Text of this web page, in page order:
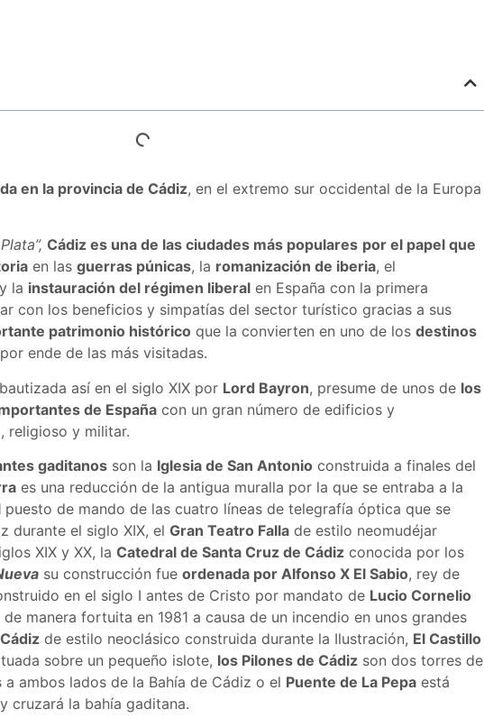
en la provincia de Cádiz, en el extremo sur occidental de la Europa
Cádiz es una de las ciudades más populares por el papel que
en las guerras púnicas, la romanización de iberia, el
la instauración del régimen liberalen España con la primera
con los beneficios y simpatías del sector turístico gracias a sus
patrimonio históricoque la convierten en uno de los destinos
ende de las más visitadas.
así en el siglo XIX por Lord Bayron, presume de unos de los
de Españacon un gran número de edificios y
religioso y militar.
gaditanosson la Iglesia de San Antonioconstruida a finales del
es una reducción de la antigua muralla por la que se entraba a la
puesto de mando de las cuatro líneas de telegrafía óptica que se
durante el siglo XIX, el Gran Teatro Fallade estilo neomudéjar
XIX y XX, la Catedral de Santa Cruz de Cádizconocida por los
su construcción fue ordenada por Alfonso X El Sabio, rey de
en el siglo I antes de Cristo por mandato de Lucio Cornelio
manera fortuita en 1981 a causa de un incendio en unos grandes
de estilo neoclásico construida durante la Ilustración, El Castillo
sobre un pequeño islote, los Pilones de Cádizson dos torres de
ambos lados de la Bahía de Cádiz o el Puente de La Pepaestá
cruzará la bahía gaditana.